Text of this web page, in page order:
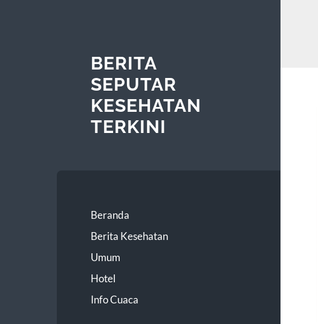
BERITA
SEPUTAR
KESEHATAN
TERKINI
Beranda
Berita Kesehatan
Umum
Hotel
Info Cuaca